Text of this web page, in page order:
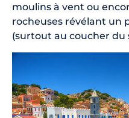
moulins à vent ou
rocheuses révélant un
(surtout au coucher du